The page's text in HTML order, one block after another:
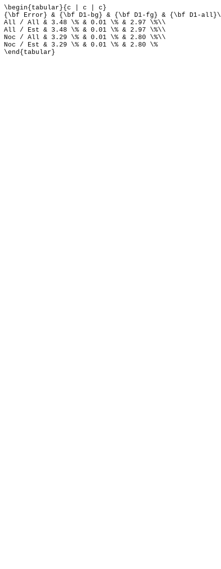
\begin{tabular}{c | c | c}
{\bf Error} & {\bf D1-bg} & {\bf D1-fg} & {\bf D1-
All / All & 3.48 \% & 0.01 \% & 2.97 \%\\
All / Est & 3.48 \% & 0.01 \% & 2.97 \%\\
Noc / All & 3.29 \% & 0.01 \% & 2.80 \%\\
Noc / Est & 3.29 \% & 0.01 \% & 2.80 \%
\end{tabular}